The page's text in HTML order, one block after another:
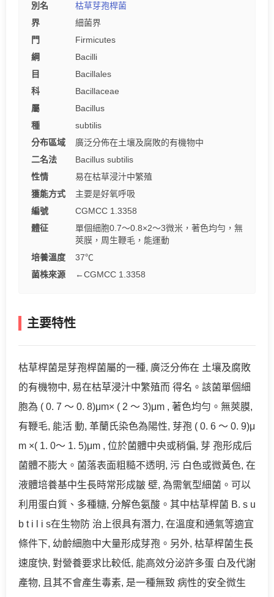
別名
枯草芽孢桿菌
界
細菌界
門
Firmicutes
綱
Bacilli
目
Bacillales
科
Bacillaceae
屬
Bacillus
種
subtilis
分布區域
廣泛分佈在土壤及腐敗的有機物中
二名法
Bacillus subtilis
性情
易在枯草浸汁中繁殖
獲能方式
主要是好氧呼吸
編號
CGMCC 1.3358
體征
單個細胞0.7～0.8×2～3微米，著色均勻，無
莢膜，周生鞭毛，能運動
培養溫度
37℃
菌株來源
←CGMCC 1.3358
主要特性
枯草桿菌是芽孢桿菌屬的一種, 廣泛分佈在 土壤及腐敗
的有機物中, 易在枯草浸汁中繁殖而 得名。該菌單個細
胞為 ( 0. 7 ～ 0. 8)μm× ( 2 ～ 3)μm , 著色均勻。無莢膜,
有鞭毛, 能活 動, 革蘭氏染色為陽性, 芽孢 ( 0. 6 ～ 0. 9)μ
m ×( 1. 0～ 1. 5)μm , 位於菌體中央或稍偏, 芽 孢形成后
菌體不膨大。菌落表面粗糙不透明, 污 白色或微黃色, 在
液體培養基中生長時常形成皺 壁, 為需氧型細菌。可以
利用蛋白質、多種糖, 分解色氨酸。其中枯草桿菌 B. s u
b t i l i s在生物防 治上很具有潛力, 在溫度和通氣等適宜
條件下, 幼齡細胞中大量形成芽孢。另外, 枯草桿菌生長
速度快, 對營養要求比較低, 能高效分泌許多蛋 白及代謝
產物, 且其不會產生毒素, 是一種無致 病性的安全微生